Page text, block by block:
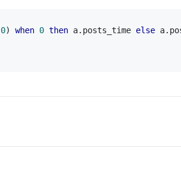
0) when 0 then a.posts_time else